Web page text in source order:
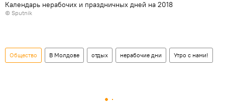
Календарь нерабочих и праздничных дней на 2018
© Sputnik
Общество В Молдове отдых нерабочие дни Утро с нами!